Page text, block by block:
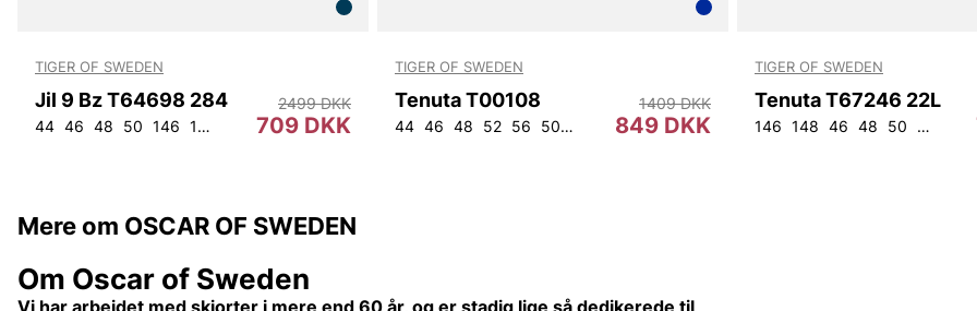
TIGER OF SWEDEN
Jil 9 Bz T64698 284
44 46 48 50 146 148 152 52 54
709 DKK
2499 DKK
TIGER OF SWEDEN
Tenuta T00108
44 46 48 52 56 50 54 849 DKK
1409 DKK
TIGER OF SWEDEN
Tenuta T67246 22L
146 148 46 48 50 52
Mere om OSCAR OF SWEDEN
Om Oscar of Sweden